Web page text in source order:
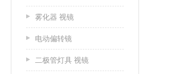
雾化器 视镜
电动偏转镜
二极管灯具 视镜